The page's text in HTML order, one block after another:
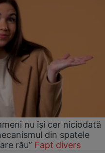
nu își cer niciodată
din spatele
rău” Fapt divers